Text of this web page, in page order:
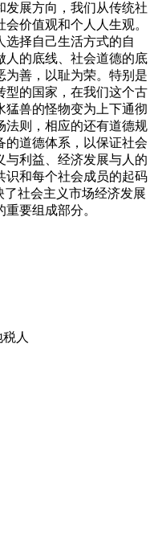
发展方向，我们从传统社
价值观和个人人生观。
选择自己生活方式的自
人的底线、社会道德的底
为善，以耻为荣。特别是
型的国家，在我们这个古
猛兽的怪物变为上下通彻
法则，相应的还有道德规
的道德体系，以保证社会
与利益、经济发展与人的
识和每个社会成员的起码
了社会主义市场经济发展
要组成部分。
人